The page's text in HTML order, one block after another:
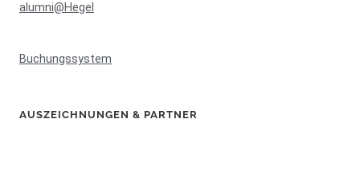
alumni@Hegel
Buchungssystem
AUSZEICHNUNGEN & PARTNER